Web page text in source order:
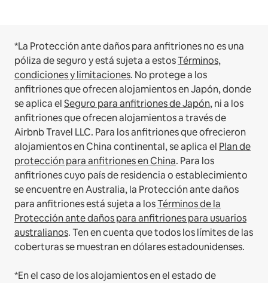
*La Protección ante daños para anfitriones no es una
póliza de seguro y está sujeta a estosTérminos,
condiciones y limitaciones. No protege a los
anfitriones que ofrecen alojamientos en Japón, donde
se aplica elSeguro para anfitriones de Japón, ni a los
anfitriones que ofrecen alojamientos a través de
Airbnb Travel LLC. Para los anfitriones que ofrecieron
alojamientos en China continental, se aplica el Plan de
protección para anfitriones en China. Para los
anfitriones cuyo país de residencia o establecimiento
se encuentre en Australia, la Protección ante daños
para anfitriones está sujeta a losTérminos de la
Protección ante daños para anfitriones para usuarios
australianos. Ten en cuenta que todos los límites de las
coberturas se muestran en dólares estadounidenses.
*En el caso de los alojamientos en el estado de